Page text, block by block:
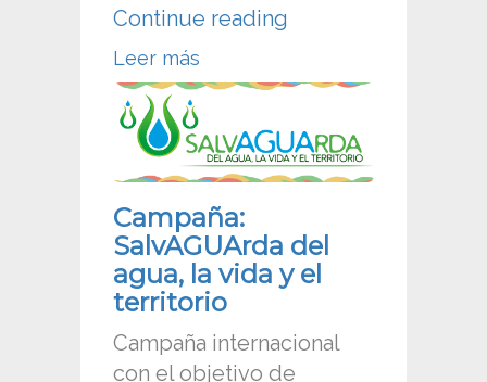
Continue reading
VII
Nacional
de
Comunitarios”
Leer más
Campaña:
SalvAGUArda del
agua, la vida y el
territorio
Campaña internacional
con el objetivo de